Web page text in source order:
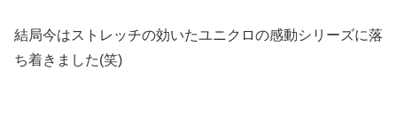
結局今はストレッチの効いたユニクロの感動シリーズに落
ち着きました(笑)